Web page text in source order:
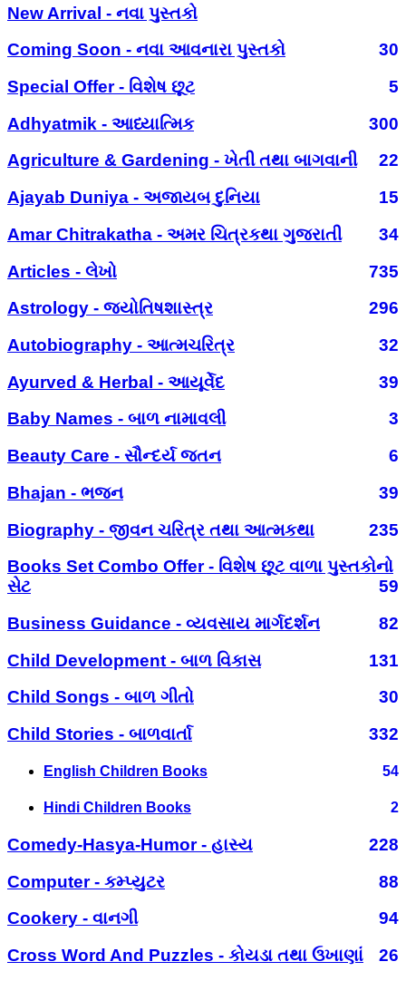
New Arrival - નવા પુસ્તકો
Coming Soon - નવા આવનારા પુસ્તકો
30
Special Offer - વિશેષ છૂટ
5
Adhyatmik - આધ્યાત્મિક
300
Agriculture & Gardening - ખેતી તથા બાગવાની
22
Ajayab Duniya - અજાયબ દુનિયા
15
Amar Chitrakatha - અમર ચિત્રકથા ગુજરાતી
34
Articles - લેખો
735
Astrology - જ્યોતિષશાસ્ત્ર
296
Autobiography - આત્મચરિત્ર
32
Ayurved & Herbal - આયૂર્વેદ
39
Baby Names - બાળ નામાવલી
3
Beauty Care - સૌન્દર્ય જતન
6
Bhajan - ભજન
39
Biography - જીવન ચરિત્ર તથા આત્મકથા
235
Books Set Combo Offer - વિશેષ છૂટ વાળા પુસ્તકોનો
સેટ
59
Business Guidance - વ્યવસાય માર્ગદર્શન
82
Child Development - બાળ વિકાસ
131
Child Songs - બાળ ગીતો
30
Child Stories - બાળવાર્તા
332
English Children Books 54
Hindi Children Books 2
Comedy-Hasya-Humor - હાસ્ય
228
Computer - કમ્પ્યુટર
88
Cookery - વાનગી
94
Cross Word And Puzzles - કોયડા તથા ઉખાણાં
26